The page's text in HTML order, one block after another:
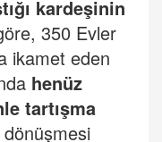
kardeşinin
350 Evler
ikamet eden
henüz
tartışma
dönüşmesi